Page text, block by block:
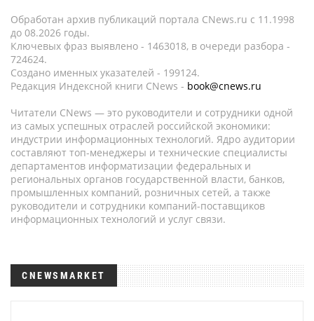
Обработан архив публикаций портала CNews.ru c 11.1998
до 08.2026 годы.
Ключевых фраз выявлено - 1463018, в очереди разбора -
724624.
Создано именных указателей - 199124.
Редакция Индексной книги CNews - book@cnews.ru
Читатели CNews — это руководители и сотрудники одной
из самых успешных отраслей российской экономики:
индустрии информационных технологий. Ядро аудитории
составляют топ-менеджеры и технические специалисты
департаментов информатизации федеральных и
региональных органов государственной власти, банков,
промышленных компаний, розничных сетей, а также
руководители и сотрудники компаний-поставщиков
информационных технологий и услуг связи.
CNEWSMARKET